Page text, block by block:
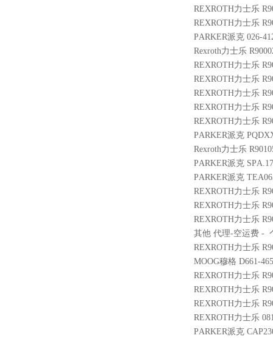
REXROTH力士乐
REXROTH力士乐
PARKER派克 026-
Rexroth力士乐
REXROTH力士乐
REXROTH力士乐
REXROTH力士乐
REXROTH力士乐
REXROTH力士乐
PARKER派克
Rexroth力士乐
PARKER派克
PARKER派克
REXROTH力士乐
REXROTH力士乐
REXROTH力士乐
其他 代理-空运费 -
REXROTH力士乐
MOOG穆格 D661-
REXROTH力士乐
REXROTH力士乐
REXROTH力士乐
REXROTH力士乐
PARKER派克